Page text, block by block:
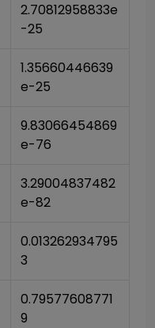
2.70812958833e
-25
1.35660446639
e-25
9.83066454869
e-76
3.29004837482
e-82
0.013262934795
3
0.79577608771
9